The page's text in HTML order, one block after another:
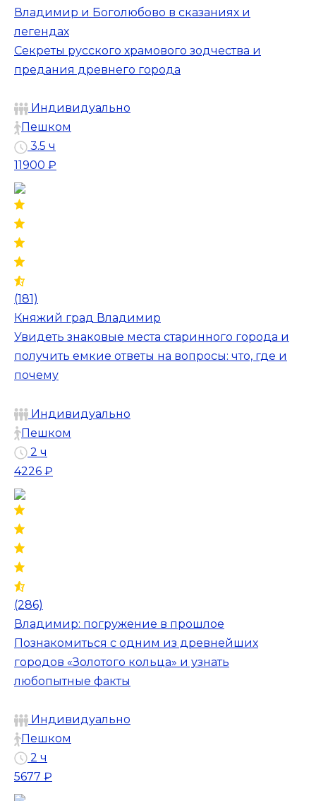
Владимир и Боголюбово в сказаниях и
легендах
Секреты русского храмового зодчества и
предания древнего города
Индивидуально
Пешком
3.5 ч
11900 ₽
(181)
Княжий град Владимир
Увидеть знаковые места старинного города и
получить емкие ответы на вопросы: что, где и
почему
Индивидуально
Пешком
2 ч
4226 ₽
(286)
Владимир: погружение в прошлое
Познакомиться с одним из древнейших
городов «Золотого кольца» и узнать
любопытные факты
Индивидуально
Пешком
2 ч
5677 ₽